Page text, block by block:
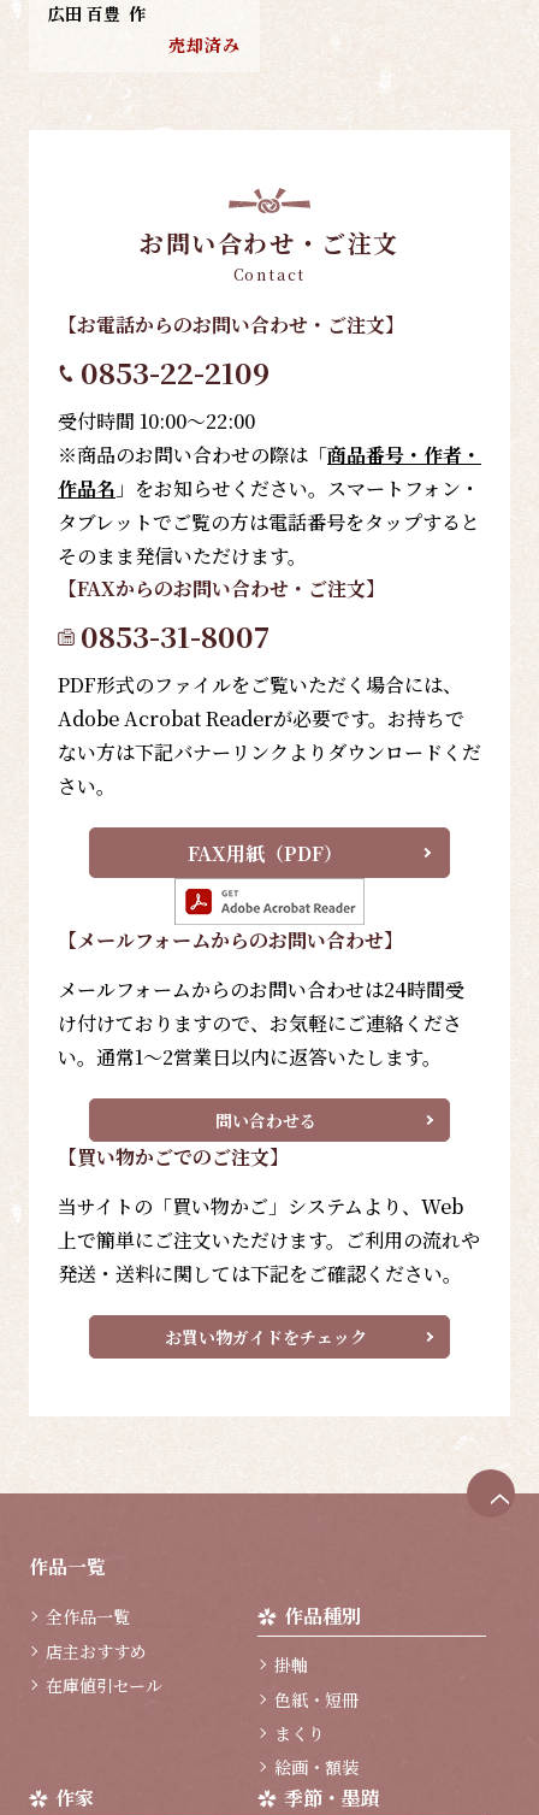
広田 百豊 作
売却済み
お問い合わせ・ご注文
Contact
【お電話からのお問い合わせ・ご注文】
0853-22-2109
受付時間 10:00～22:00
※商品のお問い合わせの際は「商品番号・作者・
作品名 」をお知らせください。スマートフォン・
タブレットでご覧の方は電話番号をタップすると
そのまま発信いただけます。
【FAXからのお問い合わせ・ご注文】
0853-31-8007
PDF形式のファイルをご覧いただく場合には、
Adobe Acrobat Readerが必要です。お持ちで
ない方は下記バナーリンクよりダウンロードくだ
さい。
FAX用紙（PDF）
【メールフォームからのお問い合わせ】
メールフォームからのお問い合わせは24時間受
け付けておりますので、お気軽にご連絡くださ
い。通常1～2営業日以内に返答いたします。
問い合わせる
【買い物かごでのご注文】
当サイトの「買い物かご」システムより、Web
上で簡単にご注文いただけます。ご利用の流れや
発送・送料に関しては下記をご確認ください。
お買い物ガイドをチェック
作品一覧
全作品一覧
店主おすすめ
在庫値引セール
作品種別
掛軸
色紙・短冊
まくり
絵画・額装
作家 季節・墨蹟
ペ